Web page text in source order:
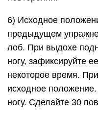
6) Исходное
предыдущем
лоб. При выдохе
ногу, зафиксируйте
некоторое время.
исходное
ногу. Сделайте 30